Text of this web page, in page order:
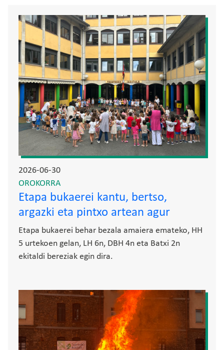
Irudia
2026-06-30
OROKORRA
Etapa bukaerei kantu, bertso,
argazki eta pintxo artean agur
Etapa bukaerei behar bezala amaiera emateko, HH
5 urtekoen gelan, LH 6n, DBH 4n eta Batxi 2n
ekitaldi bereziak egin dira.
Irudia